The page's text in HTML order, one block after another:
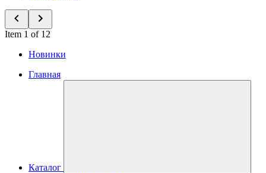
Item 1 of 12
Новинки
Главная
Каталог